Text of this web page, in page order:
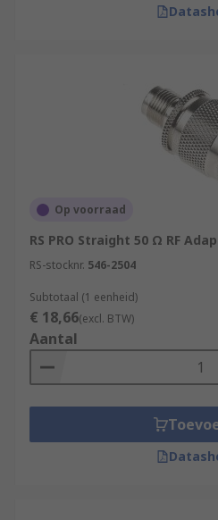
Op voorraad
RS PRO Straight 50 Ω RF
RS-stocknr. 546-2504
Subtotaal (1 eenheid)
€ 18,66(excl. BTW)
Aantal